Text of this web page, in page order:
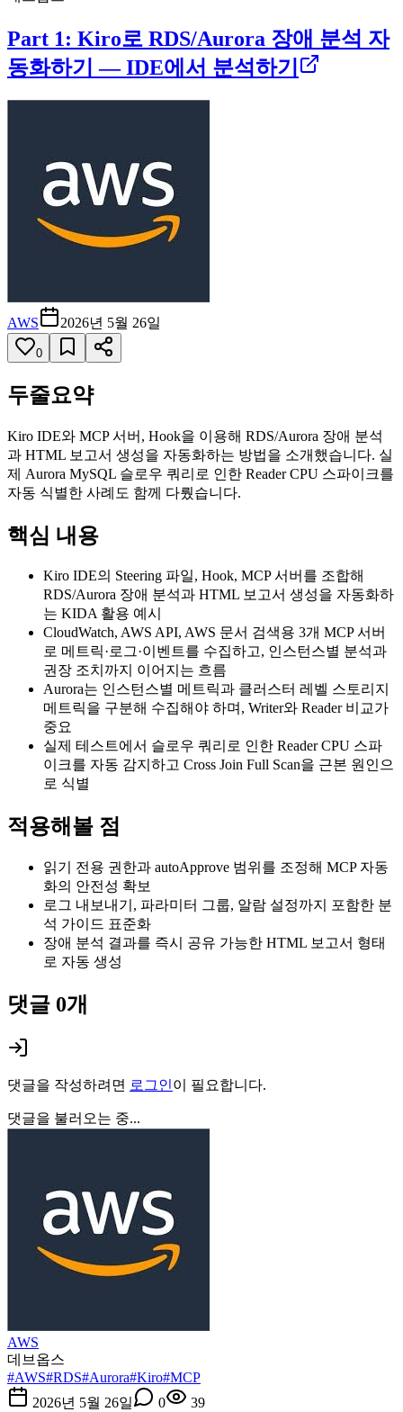
Part 1: Kiro로 RDS/Aurora 장애 분석 자
동화하기 — IDE에서 분석하기
AWS 2026년 5월 26일
0
두줄요약
Kiro IDE와 MCP 서버, Hook을 이용해 RDS/Aurora 장애 분석
과 HTML 보고서 생성을 자동화하는 방법을 소개했습니다. 실
제 Aurora MySQL 슬로우 쿼리로 인한 Reader CPU 스파이크를
자동 식별한 사례도 함께 다뤘습니다.
핵심 내용
Kiro IDE의 Steering 파일, Hook, MCP 서버를 조합해
RDS/Aurora 장애 분석과 HTML 보고서 생성을 자동화하
는 KIDA 활용 예시
CloudWatch, AWS API, AWS 문서 검색용 3개 MCP 서버
로 메트릭·로그·이벤트를 수집하고, 인스턴스별 분석과
권장 조치까지 이어지는 흐름
Aurora는 인스턴스별 메트릭과 클러스터 레벨 스토리지
메트릭을 구분해 수집해야 하며, Writer와 Reader 비교가
중요
실제 테스트에서 슬로우 쿼리로 인한 Reader CPU 스파
이크를 자동 감지하고 Cross Join Full Scan을 근본 원인으
로 식별
적용해볼 점
읽기 전용 권한과 autoApprove 범위를 조정해 MCP 자동
화의 안전성 확보
로그 내보내기, 파라미터 그룹, 알람 설정까지 포함한 분
석 가이드 표준화
장애 분석 결과를 즉시 공유 가능한 HTML 보고서 형태
로 자동 생성
댓글 0개
댓글을 작성하려면 로그인이 필요합니다.
댓글을 불러오는 중...
AWS
데브옵스
#AWS#RDS#Aurora#Kiro#MCP
2026년 5월 26일
0 39